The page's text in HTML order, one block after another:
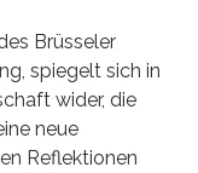
Brüsseler
spiegelt sich in
wider, die
neue
Reflektionen